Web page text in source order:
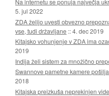
Na internetu se ponuja največja
5. jul 2022
ZDA želijo uvesti obvezno
vse, tudi državljane ::4. dec 2019
Kitajsko vohunjenje v ZDA ima
2019
Indija želi sistem za množično
Swannove pametne kamere
2018
Kitajska preizkuša neprekinjen